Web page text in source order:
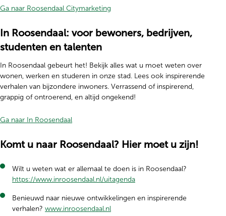
Ga naar Roosendaal Citymarketing
In Roosendaal: voor bewoners, bedrijven,
studenten en talenten
In Roosendaal gebeurt het! Bekijk alles wat u moet weten over
wonen, werken en studeren in onze stad. Lees ook inspirerende
verhalen van bijzondere inwoners. Verrassend of inspirerend,
grappig of ontroerend, en altijd ongekend!
Ga naar In Roosendaal
Komt u naar Roosendaal? Hier moet u zijn!
Wilt u weten wat er allemaal te doen is in Roosendaal?
https://www.inroosendaal.nl/uitagenda(opent in nieuw tabblad)
Benieuwd naar nieuwe ontwikkelingen en inspirerende
verhalen? www.inroosendaal.nl